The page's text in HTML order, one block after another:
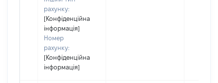
рахунку:
[Конфіденційна
інформація]
Номер
рахунку:
[Конфіденційна
інформація]